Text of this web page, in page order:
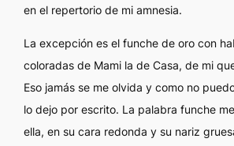
en el repertorio de mi amnesia.
La excepción es el funche de oro con
coloradas de Mami la de Casa, de mi
Eso jamás se me olvida y como no
lo dejo por escrito. La palabra funche
ella, en su cara redonda y su nariz